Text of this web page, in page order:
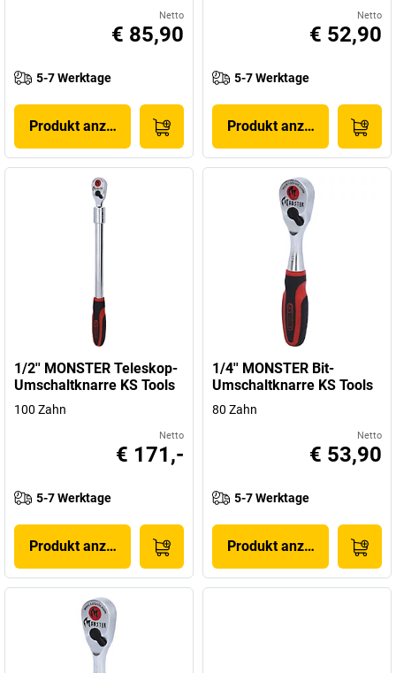
Netto
€ 85,90
5-7 Werktage
Produkt anzeigen
Netto
€ 52,90
5-7 Werktage
Produkt anzeigen
1/2'' MONSTER Teleskop-
Umschaltknarre KS Tools
100 Zahn
Netto
€ 171,-
5-7 Werktage
Produkt anzeigen
1/4'' MONSTER Bit-
Umschaltknarre KS Tools
80 Zahn
Netto
€ 53,90
5-7 Werktage
Produkt anzeigen